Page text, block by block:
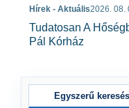
Hírek - Aktuális2026. 08.
Tudatosan A
Pál Kórház
Egyszerű keresés